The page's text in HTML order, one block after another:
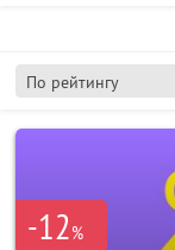
По рейтингу
-12%